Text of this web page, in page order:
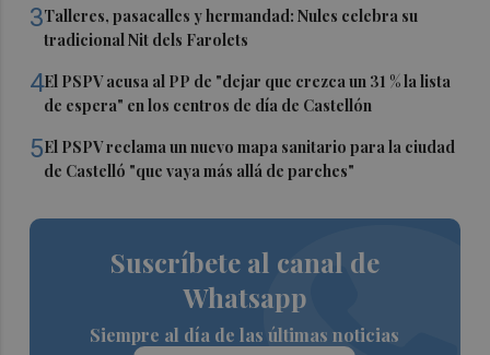
3Talleres, pasacalles y hermandad: Nules celebra su
tradicional Nit dels Farolets
4El PSPV acusa al PP de "dejar que crezca un 31 % la lista
de espera" en los centros de día de Castellón
5El PSPV reclama un nuevo mapa sanitario para la ciudad
de Castelló "que vaya más allá de parches"
Suscríbete al canal de
Whatsapp
Siempre al día de las últimas noticias